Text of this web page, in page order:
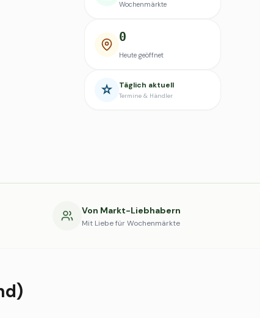
Wochenmärkte
0
Heute geöffnet
Täglich aktuell
Termine & Händler
Von Markt-Liebhabern
Mit Liebe für Wochenmärkte